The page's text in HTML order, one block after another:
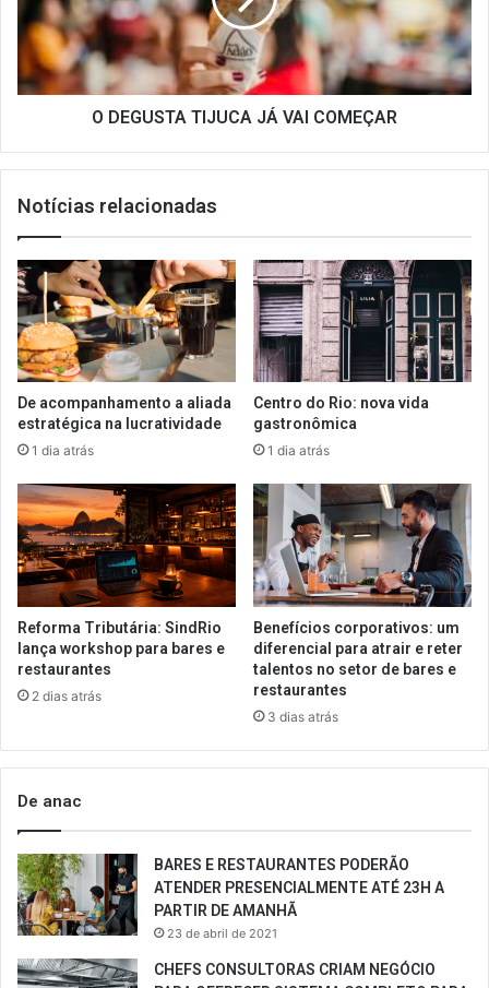
COMEÇAR
O DEGUSTA TIJUCA JÁ VAI COMEÇAR
Notícias relacionadas
De acompanhamento a aliada
estratégica na lucratividade
1 dia atrás
Centro do Rio: nova vida
gastronômica
1 dia atrás
Reforma Tributária: SindRio
lança workshop para bares e
restaurantes
2 dias atrás
Benefícios corporativos: um
diferencial para atrair e reter
talentos no setor de bares e
restaurantes
3 dias atrás
De anac
BARES E RESTAURANTES PODERÃO
ATENDER PRESENCIALMENTE ATÉ 23H A
PARTIR DE AMANHÃ
23 de abril de 2021
CHEFS CONSULTORAS CRIAM NEGÓCIO